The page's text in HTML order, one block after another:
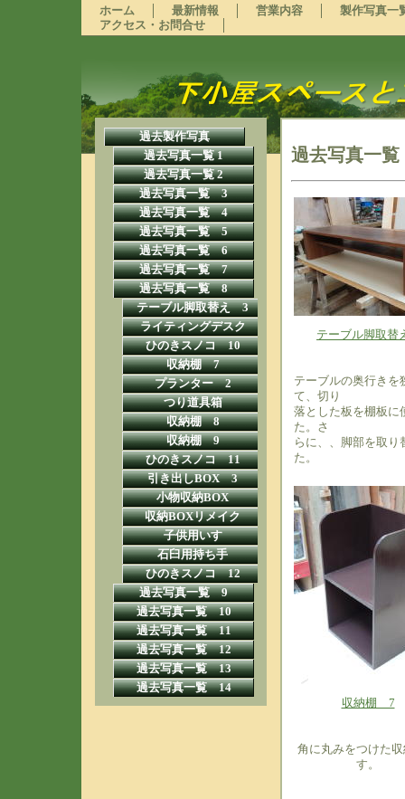
ホーム 最新情報 営業内容
製作写真一
アクセス・お問合せ
過去製作写真
過去写真一覧 1
過去写真一覧 2
過去写真一覧 3
過去写真一覧 4
過去写真一覧 5
過去写真一覧 6
過去写真一覧 7
過去写真一覧 8
テーブル脚取替え 3
ライティングデスク
ひのきスノコ 10
収納棚 7
プランター 2
つり道具箱
収納棚 8
収納棚 9
ひのきスノコ 11
引き出しBOX 3
小物収納BOX
収納BOXリメイク
子供用いす
石臼用持ち手
ひのきスノコ 12
過去写真一覧 9
過去写真一覧 10
過去写真一覧 11
過去写真一覧 12
過去写真一覧 13
過去写真一覧 14
過去写真一
テーブル脚取
テーブルの奥行きを
て、切り
落とした板を棚板に
た。さ
らに、、脚部を取り
た。
収納棚 7
角に丸みをつけた
す。